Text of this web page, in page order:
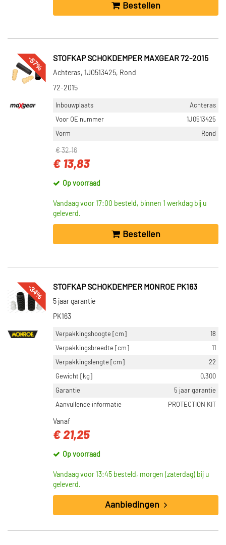
Bestellen
-57% STOFKAP SCHOKDEMPER MAXGEAR 72-2015
Achteras, 1J0513425, Rond
72-2015
Inbouwplaats
Achteras
Voor OE nummer
1J0513425
Vorm
Rond
€ 32,16
€ 13,83
Op voorraad
Vandaag voor 17:00 besteld, binnen 1 werkdag bij u
geleverd.
Bestellen
-34% STOFKAP SCHOKDEMPER MONROE PK163
5 jaar garantie
PK163
Verpakkingshoogte [cm]
18
Verpakkingsbreedte [cm]
11
Verpakkingslengte [cm]
22
Gewicht [kg]
0,300
Garantie
5 jaar garantie
Aanvullende informatie
PROTECTION KIT
Vanaf
€ 21,25
Op voorraad
Vandaag voor 13:45 besteld, morgen (zaterdag) bij u
geleverd.
Aanbiedingen